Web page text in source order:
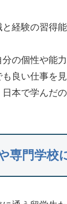
経験の習得
の個性や能
良い仕事を
日本で学んだ
専門学校